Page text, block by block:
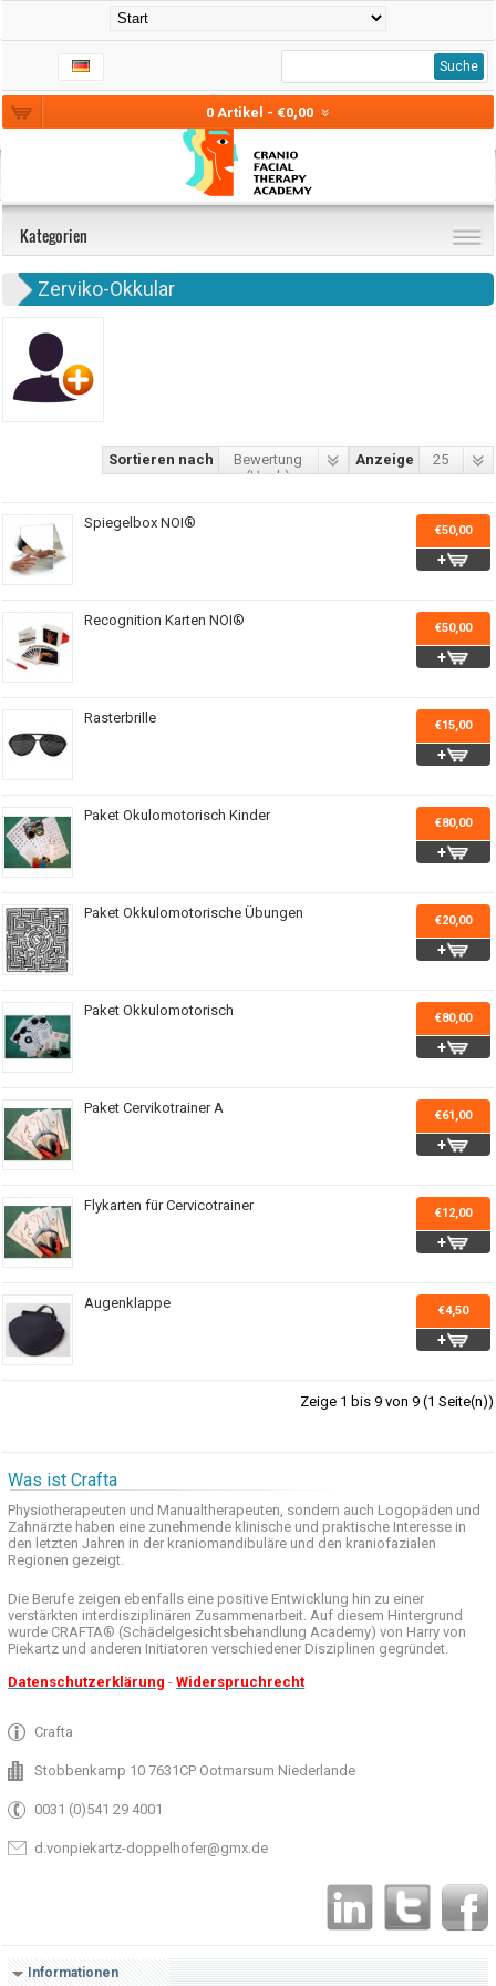
0 Artikel - €0,00
Suche
Kategorien
Zerviko-Okkular
Anzeige 25
Sortieren nach
Bewertung
(Hoch)
Spiegelbox NOI® €50,00
Recognition Karten NOI® €50,00
Rasterbrille €15,00
Paket Okulomotorisch Kinder €80,00
Paket Okkulomotorische Übungen €20,00
Paket Okkulomotorisch €80,00
Paket Cervikotrainer A €61,00
Flykarten für Cervicotrainer €12,00
Augenklappe €4,50
Zeige 1 bis 9 von 9 (1 Seite(n))
Was ist Crafta
Physiotherapeuten und Manualtherapeuten, sondern auch Logopäden und
Zahnärzte haben eine zunehmende klinische und praktische Interesse in
den letzten Jahren in der kraniomandibuläre und den kraniofazialen
Regionen gezeigt.
Die Berufe zeigen ebenfalls eine positive Entwicklung hin zu einer
verstärkten interdisziplinären Zusammenarbeit. Auf diesem Hintergrund
wurde CRAFTA® (Schädelgesichtsbehandlung Academy) von Harry von
Piekartz und anderen Initiatoren verschiedener Disziplinen gegründet.
Datenschutzerklärung -Widerspruchrecht
Crafta
Stobbenkamp 10 7631CP Ootmarsum Niederlande
0031 (0)541 29 4001
d.vonpiekartz-doppelhofer@gmx.de
Informationen